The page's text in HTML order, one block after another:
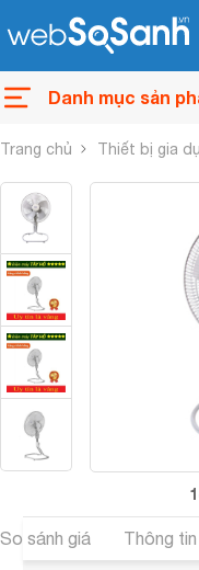
Danh mục sản
Trang chủ Thiết bị gia
So sánh giá Thông